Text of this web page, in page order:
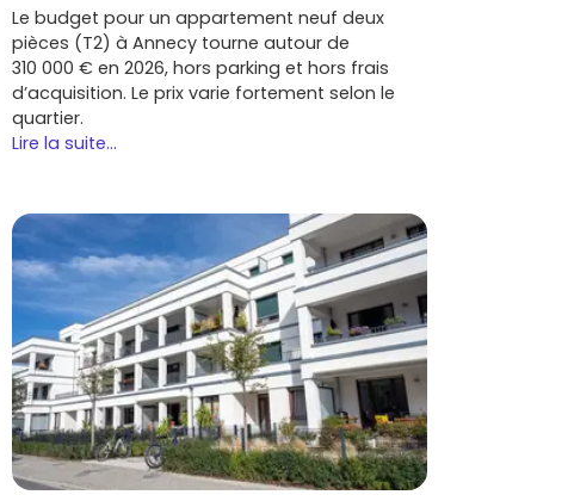
Le budget pour un appartement neuf deux
pièces (T2) à Annecy tourne autour de
310 000 € en 2026, hors parking et hors frais
d’acquisition. Le prix varie fortement selon le
quartier.
Lire la suite...